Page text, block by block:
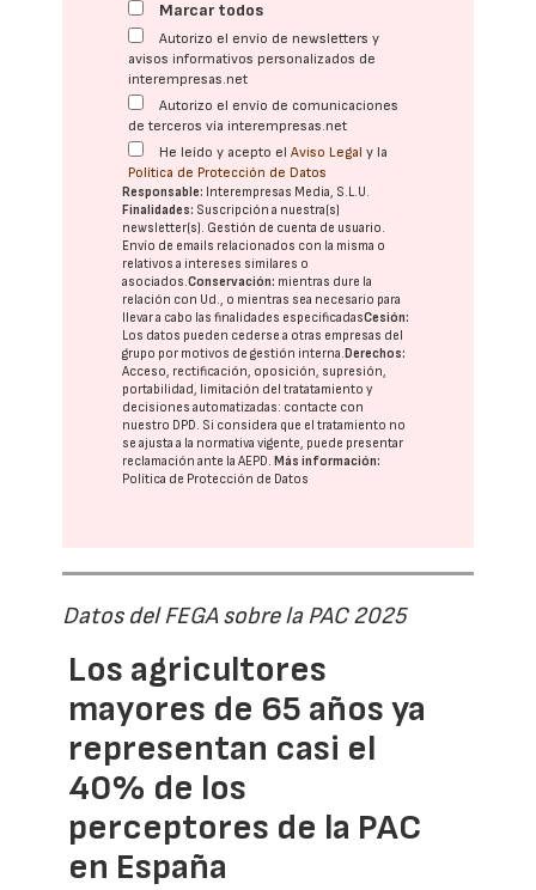
Marcar todos
Autorizo el envío de newsletters y
avisos informativos personalizados de
interempresas.net
Autorizo el envío de comunicaciones
de terceros vía interempresas.net
He leído y acepto elAviso Legal y la
Política de Protección de Datos
Responsable: Interempresas Media, S.L.U.
Finalidades: Suscripción a nuestra(s)
newsletter(s). Gestión de cuenta de usuario.
Envío de emails relacionados con la misma o
relativos a intereses similares o
asociados.Conservación: mientras dure la
relación con Ud., o mientras sea necesario para
llevar a cabo las finalidades especificadasCesión:
Los datos pueden cederse a otras empresas del
grupo por motivos de gestión interna.Derechos:
Acceso, rectificación, oposición, supresión,
portabilidad, limitación del tratatamiento y
decisiones automatizadas: contacte con
nuestro DPD. Si considera que el tratamiento no
se ajusta a la normativa vigente, puede presentar
reclamación ante laAEPD.Más información:
Política de Protección de Datos
Datos del FEGA sobre la PAC 2025
Los agricultores
mayores de 65 años ya
representan casi el
40% de los
perceptores de la PAC
en España